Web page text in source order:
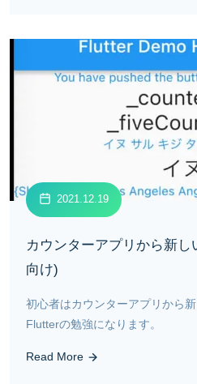
2021.12.19
カウンターアプリから新
向け)
初心者はカウンターアプリから
Flutterの勉強になります。
Read More